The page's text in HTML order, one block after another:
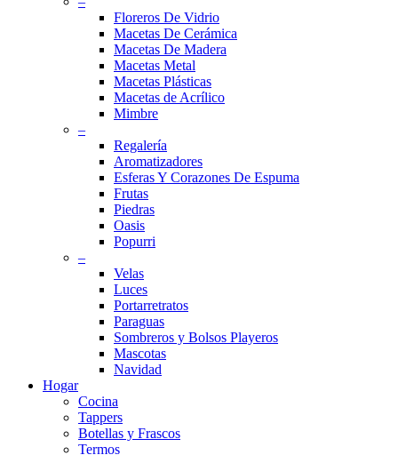
Floreros De Vidrio
Macetas De Cerámica
Macetas De Madera
Macetas Metal
Macetas Plásticas
Macetas de Acrílico
Mimbre
–
Regalería
Aromatizadores
Esferas Y Corazones De Espuma
Frutas
Piedras
Oasis
Popurri
–
Velas
Luces
Portarretratos
Paraguas
Sombreros y Bolsos Playeros
Mascotas
Navidad
Hogar
Cocina
Tappers
Botellas y Frascos
Termos